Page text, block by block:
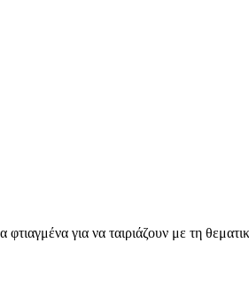
φτιαγμένα για να ταιριάζουν με τη